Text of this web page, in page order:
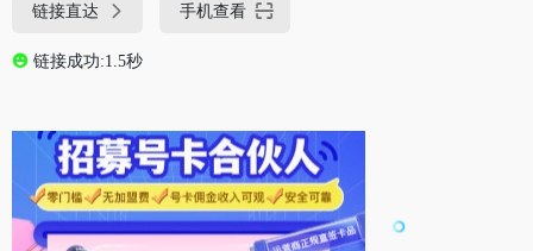
链接直达 手机查看
链接成功:1.5秒